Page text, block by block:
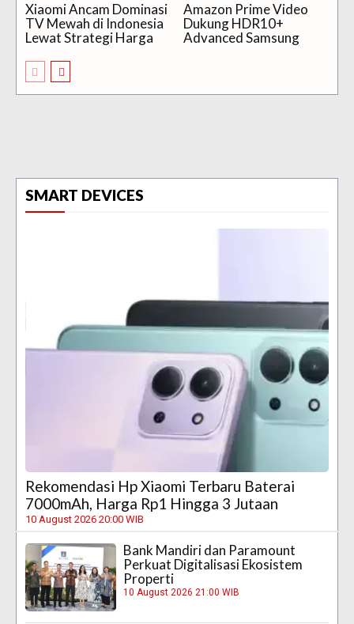
Xiaomi Ancam Dominasi
TV Mewah di Indonesia
Lewat Strategi Harga
Amazon Prime Video
Dukung HDR10+
Advanced Samsung
SMART DEVICES
Rekomendasi Hp Xiaomi Terbaru Baterai
7000mAh, Harga Rp1 Hingga 3 Jutaan
10 August 2026 20:00 WIB
Bank Mandiri dan Paramount
Perkuat Digitalisasi Ekosistem
Properti
10 August 2026 21:00 WIB